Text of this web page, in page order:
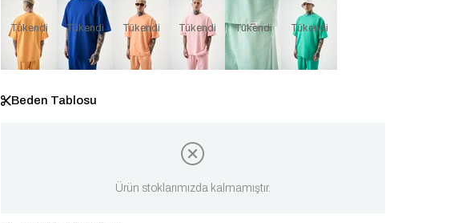
Tükendi Tükendi Tükendi Tükendi Tükendi Tükendi
Beden Tablosu
Ürün stoklarımızda kalmamıştır.